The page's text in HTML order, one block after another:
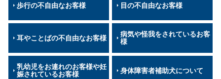
歩行の不自由なお客様 目の不自由なお客様
耳やことばの不自由なお客様
病気や怪我をされているお客
様
乳幼児をお連れのお客様や妊
娠されているお客様
身体障害者補助犬について